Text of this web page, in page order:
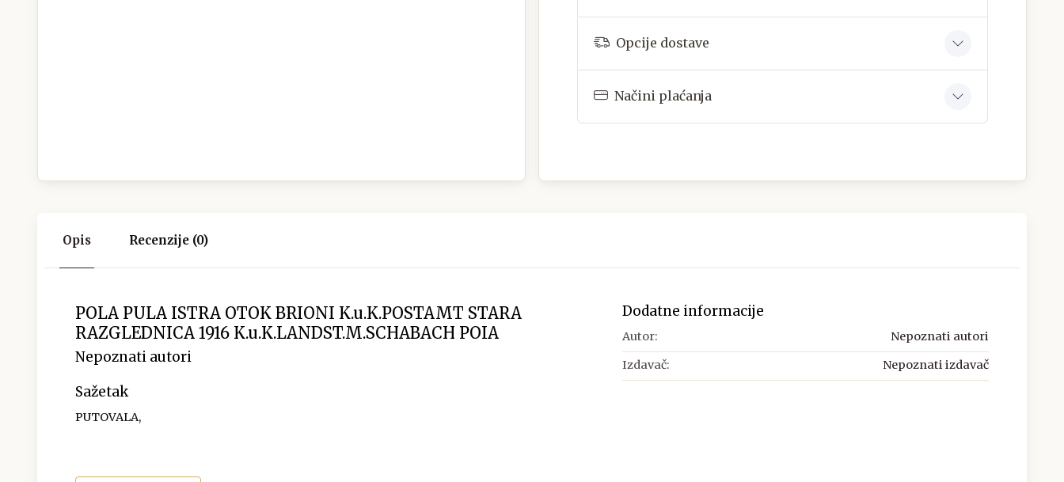
Opcije dostave
Načini plaćanja
Opis Recenzije (0)
POLA PULA ISTRA OTOK BRIONI K.u.K.POSTAMT STARA
RAZGLEDNICA 1916 K.u.K.LANDST.M.SCHABACH POIA
Nepoznati autori
Sažetak
PUTOVALA,
Dodatne informacije
Autor: Nepoznati autori
Izdavač: Nepoznati izdavač